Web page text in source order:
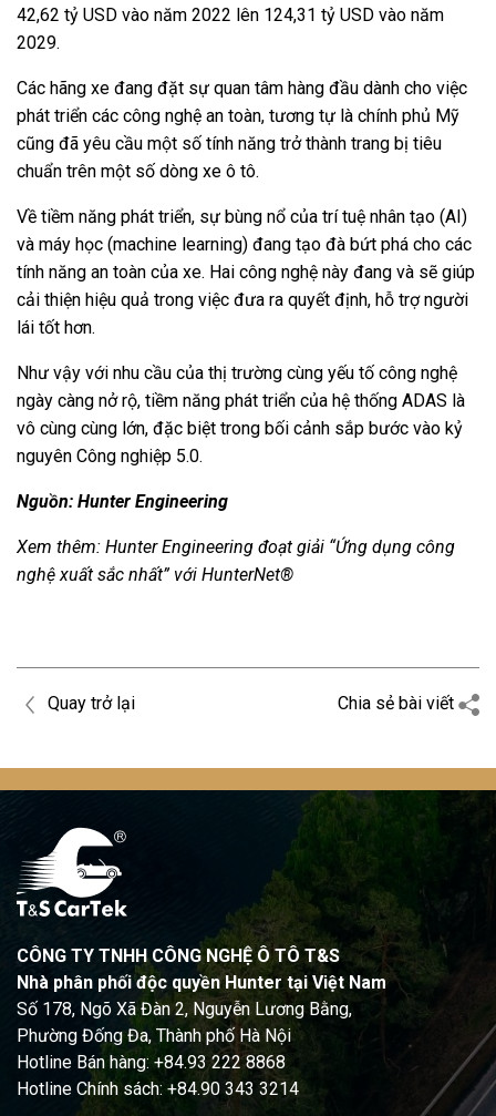
42,62 tỷ USD vào năm 2022 lên 124,31 tỷ USD vào năm
2029.
Các hãng xe đang đặt sự quan tâm hàng đầu dành cho việc
phát triển các công nghệ an toàn, tương tự là chính phủ Mỹ
cũng đã yêu cầu một số tính năng trở thành trang bị tiêu
chuẩn trên một số dòng xe ô tô.
Về tiềm năng phát triển, sự bùng nổ của trí tuệ nhân tạo (AI)
và máy học (machine learning) đang tạo đà bứt phá cho các
tính năng an toàn của xe. Hai công nghệ này đang và sẽ giúp
cải thiện hiệu quả trong việc đưa ra quyết định, hỗ trợ người
lái tốt hơn.
Như vậy với nhu cầu của thị trường cùng yếu tố công nghệ
ngày càng nở rộ, tiềm năng phát triển của hệ thống ADAS là
vô cùng cùng lớn, đặc biệt trong bối cảnh sắp bước vào kỷ
nguyên Công nghiệp 5.0.
Nguồn: Hunter Engineering
Xem thêm: Hunter Engineering đoạt giải “Ứng dụng công
nghệ xuất sắc nhất” với HunterNet®
Quay trở lại Chia sẻ bài viết
CÔNG TY TNHH CÔNG NGHỆ Ô TÔ T&S
Nhà phân phối độc quyền Hunter tại Việt Nam
Số 178, Ngõ Xã Đàn 2, Nguyễn Lương Bằng,
Phường Đống Đa, Thành phố Hà Nội
Hotline Bán hàng: +84.93 222 8868
Hotline Chính sách: +84.90 343 3214